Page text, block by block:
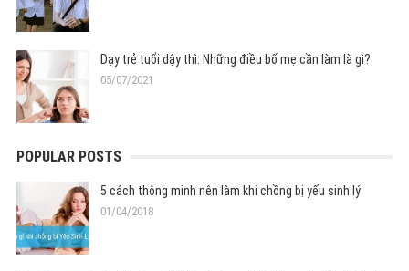
Dạy trẻ tuổi dậy thì: Những điều bố mẹ cần làm là gì?
05/07/2021
POPULAR POSTS
5 cách thông minh nên làm khi chồng bị yếu sinh lý
01/04/2018